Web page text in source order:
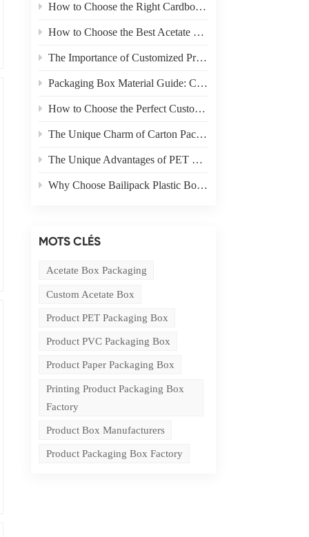
How to Choose the Right Cardboard Box Packaging Type for Your Product
How to Choose the Best Acetate Box for Your Product
The Importance of Customized Product Packaging
Packaging Box Material Guide: Choosing the Right Material for Your Needs
How to Choose the Perfect Custom Packaging Box for Your Product
The Unique Charm of Carton Packaging in Product Display
The Unique Advantages of PET Boxes in E-commerce Packaging
Why Choose Bailipack Plastic Boxes for your Brand?
MOTS CLÉS
Acetate Box Packaging
Custom Acetate Box
Product PET Packaging Box
Product PVC Packaging Box
Product Paper Packaging Box
Printing Product Packaging Box
Factory
Product Box Manufacturers
Product Packaging Box Factory